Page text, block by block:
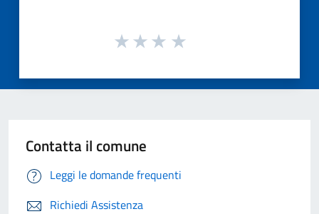
Contatta il comune
Leggi le domande frequenti
Richiedi Assistenza